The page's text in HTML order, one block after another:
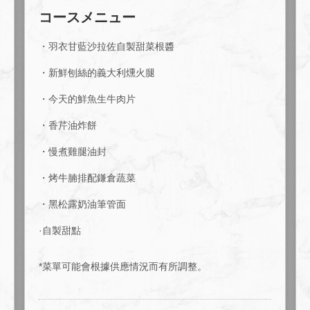
コースメニュー
・羽衣甘藍沙拉佐自製甜菜根醬
・新鮮刨絲的義大利燻火腿
・今天的鮮魚生牛肉片
・香芹油炸餅
・慢煮雞腿油封
・烤牛腩排配鎌倉蔬菜
・黑松露奶油筆管面
·自製甜點
*菜單可能會根據供應情況而有所調整。